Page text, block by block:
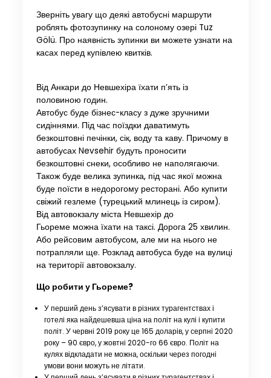
Зверніть увагу що деякі автобусні маршрути
роблять фотозупинку на солоному озері Tuz
Gölü. Про наявність зупинки ви можете узнати на
касах перед купівлею квитків.
Від Анкари до Невшехіра їхати п’ять із
половиною годин.
Автобус буде бізнес-класу з дуже зручними
сидіннями. Під час поїздки даватимуть
безкоштовні печінки, сік, воду та каву. Причому в
автобусах Nevsehir будуть проносити
безкоштовні снеки, особливо не наполягаючи.
Також буде велика зупинка, під час якої можна
буде поїсти в недорогому ресторані. Або купити
свіжий гезлеме (турецький млинець із сиром).
Від автовокзалу міста Невшехір до
Гьореме можна їхати на таксі. Дорога 25 хвилин.
Або рейсовим автобусом, але ми на нього не
потрапляли ще. Розклад автобуса буде на вулиці
на території автовокзалу.
Що робити у Гьореме?
У перший день з’ясувати в різних турагентствах і
готелі яка найдешевша ціна на політ на кулі і купити
політ. У червні 2019 року це 165 доларів, у серпні 2020
року – 90 євро, у жовтні 2020-го 66 євро. Політ на
кулях відкладати не можна, оскільки через погодні
умови вони можуть не літати.